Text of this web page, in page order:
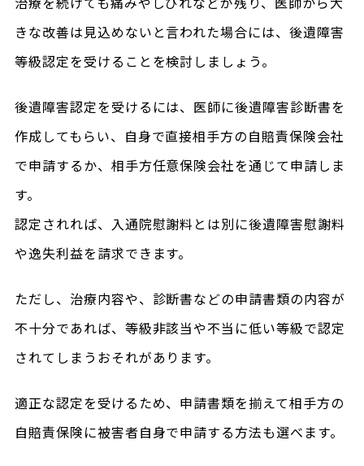
きな改善は見込めないと言われた場合には、後遺障害
等級認定を受けることを検討しましょう。
後遺障害認定を受けるには、医師に後遺障害診断書を
作成してもらい、自身で直接相手方の自賠責保険会社
で申請するか、相手方任意保険会社を通じて申請しま
す。
認定されれば、入通院慰謝料とは別に後遺障害慰謝料
や逸失利益を請求できます。
ただし、治療内容や、診断書などの申請書類の内容が
不十分であれば、等級非該当や不当に低い等級で認定
されてしまうおそれがあります。
適正な認定を受けるため、申請書類を揃えて相手方の
自賠責保険に被害者自身で申請する方法も選べます。